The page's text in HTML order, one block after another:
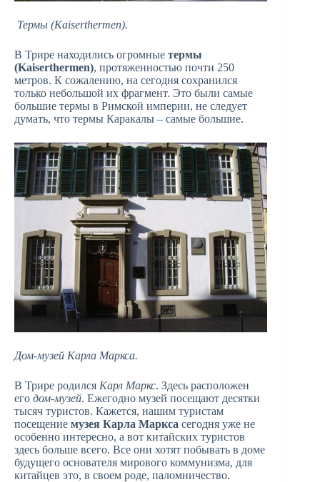
Термы (Kaiserthermen).
В Трире находились огромные термы
(Kaiserthermen), протяженностью почти 250
метров. К сожалению, на сегодня сохранился
только небольшой их фрагмент. Это были самые
большие термы в Римской империи, не следует
думать, что термы Каракалы – самые большие.
Дом-музей Карла Маркса.
В Трире родился Карл Маркс. Здесь расположен
его дом-музей. Ежегодно музей посещают десятки
тысяч туристов. Кажется, нашим туристам
посещение музея Карла Маркса сегодня уже не
особенно интересно, а вот китайских туристов
здесь больше всего. Все они хотят побывать в доме
будущего основателя мирового коммунизма, для
китайцев это, в своем роде, паломничество.